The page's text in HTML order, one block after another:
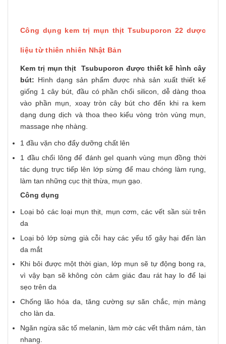
Công dụng kem trị mụn thịt Tsubuporon 22 dược
liệu từ thiên nhiên Nhật Bản
Kem trị mụn thịt Tsubuporon được thiết kế hình cây
bút: Hình dạng sản phẩm được nhà sản xuất thiết kế
giống 1 cây bút, đầu có phần chổi silicon, dễ dàng thoa
vào phần mụn, xoay tròn cây bút cho đến khi ra kem
dạng dung dịch và thoa theo kiểu vòng tròn vùng mụn,
massage nhẹ nhàng.
1 đầu vặn cho đẩy dưỡng chất lên
1 đầu chổi lông để đánh gel quanh vùng mụn đồng thời
tác dụng trực tiếp lên lớp sừng để mau chóng làm rụng,
làm tan những cục thịt thừa, mụn gạo.
Công dụng
Loại bỏ các loại mụn thịt, mụn cơm, các vết sần sùi trên
da
Loại bỏ lớp sừng già cỗi hay các yếu tố gây hại đến làn
da mắt
Khi bôi được một thời gian, lớp mụn sẽ tự động bong ra,
vì vậy bạn sẽ không còn cảm giác đau rát hay lo để lại
sẹo trên da
Chống lão hóa da, tăng cường sự săn chắc, mịn màng
cho làn da.
Ngăn ngừa săc tố melanin, làm mờ các vết thâm nám, tàn
nhang.